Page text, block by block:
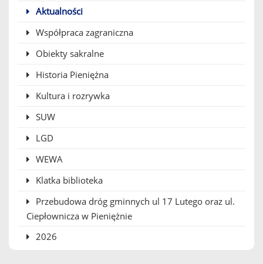
Aktualności
Współpraca zagraniczna
Obiekty sakralne
Historia Pieniężna
Kultura i rozrywka
SUW
LGD
WEWA
Klatka biblioteka
Przebudowa dróg gminnych ul 17 Lutego oraz ul.
Ciepłownicza w Pieniężnie
2026